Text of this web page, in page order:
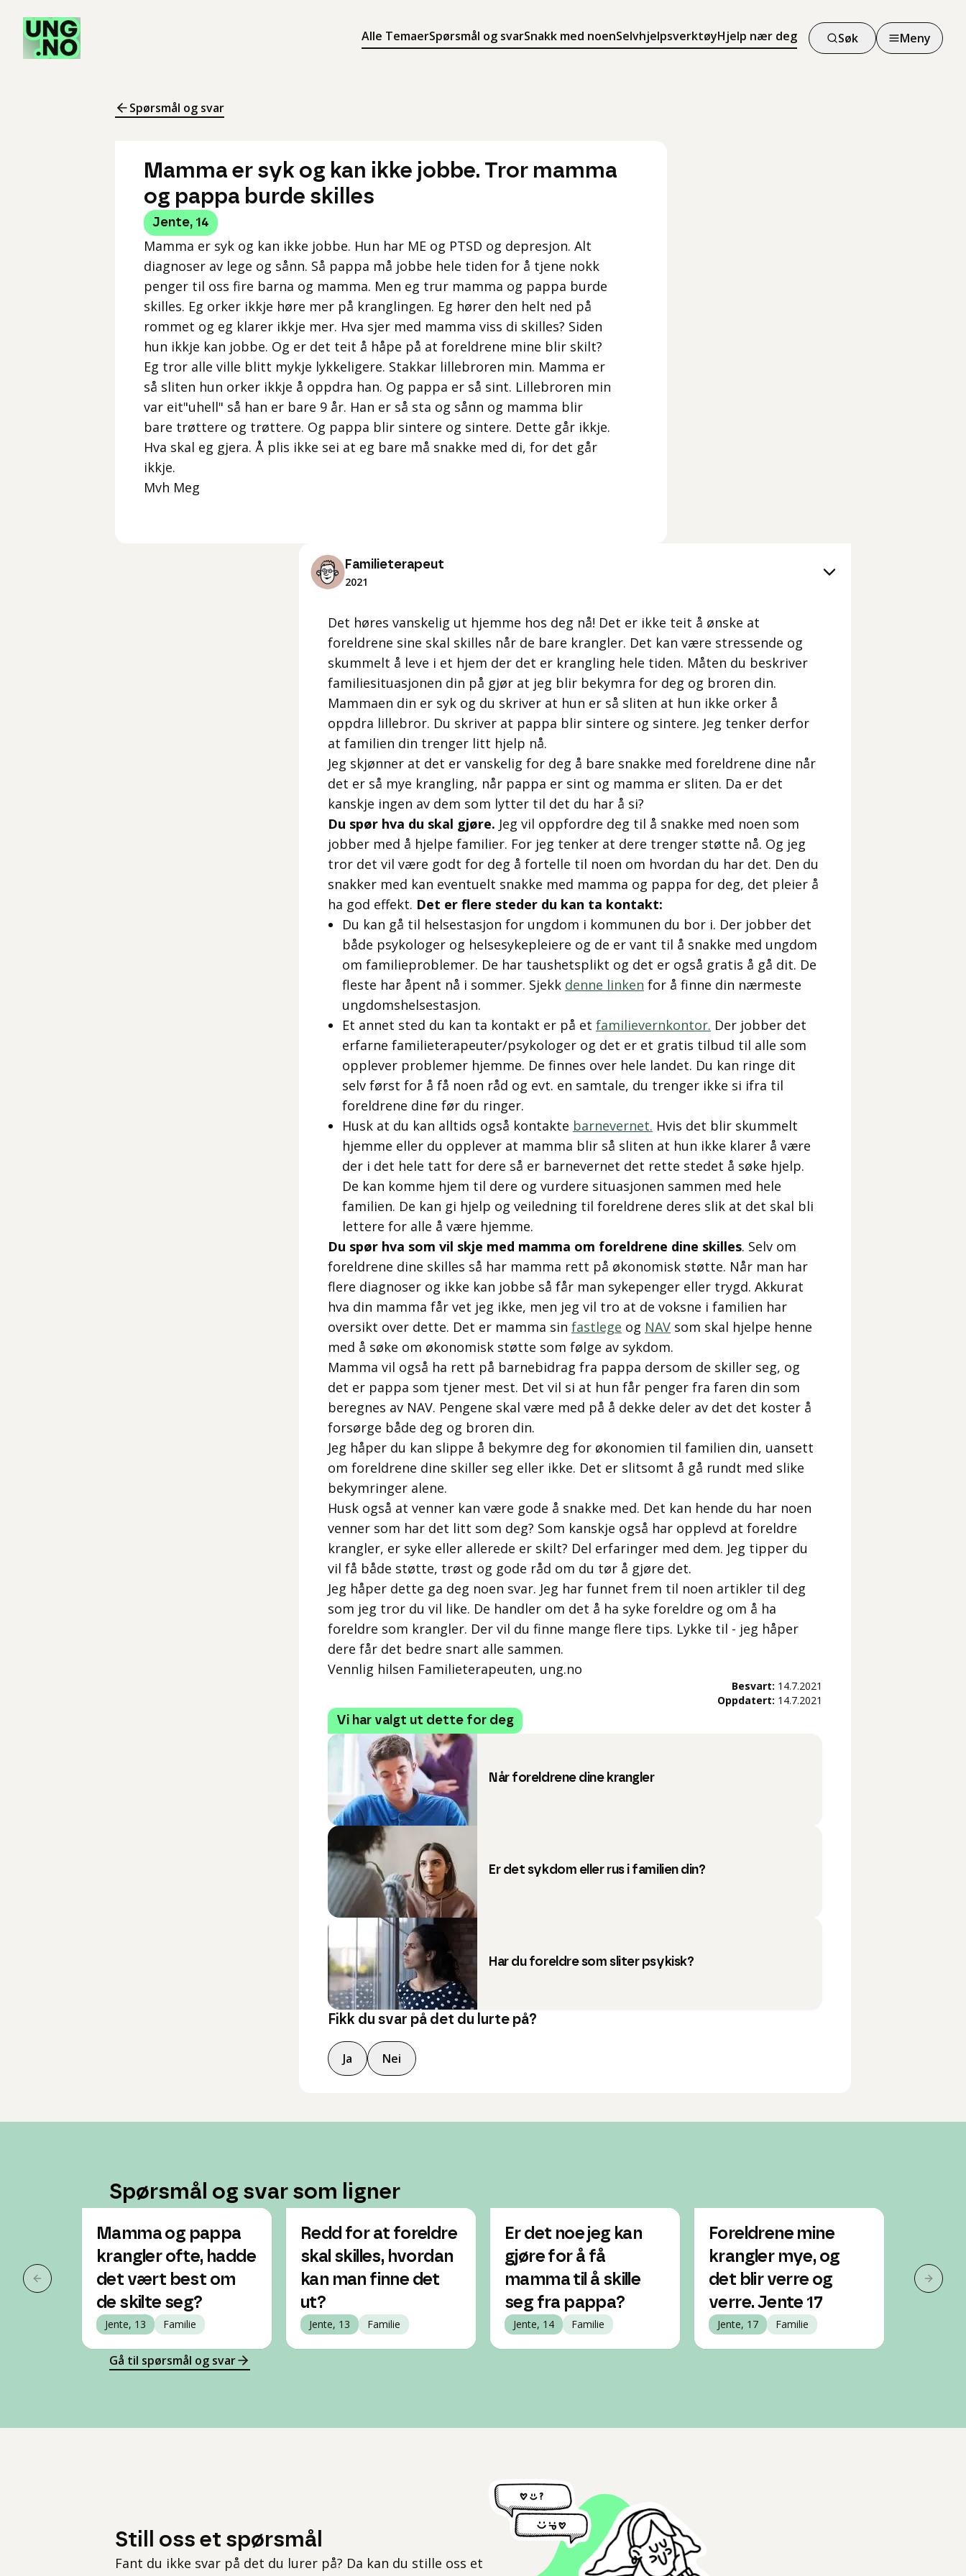
Alle TemaerSpørsmål og svarSnakk med noenSelvhjelpsverktøyHjelp nær deg
Søk
Søk
Meny
Meny
Spørsmål og svar
Mamma er syk og kan ikke jobbe. Tror mamma
og pappa burde skilles
Jente, 14
Mamma er syk og kan ikke jobbe. Hun har ME og PTSD og depresjon. Alt
diagnoser av lege og sånn. Så pappa må jobbe hele tiden for å tjene nokk
penger til oss fire barna og mamma. Men eg trur mamma og pappa burde
skilles. Eg orker ikkje høre mer på kranglingen. Eg hører den helt ned på
rommet og eg klarer ikkje mer. Hva sjer med mamma viss di skilles? Siden
hun ikkje kan jobbe. Og er det teit å håpe på at foreldrene mine blir skilt?
Eg tror alle ville blitt mykje lykkeligere. Stakkar lillebroren min. Mamma er
så sliten hun orker ikkje å oppdra han. Og pappa er så sint. Lillebroren min
var eit"uhell" så han er bare 9 år. Han er så sta og sånn og mamma blir
bare trøttere og trøttere. Og pappa blir sintere og sintere. Dette går ikkje.
Hva skal eg gjera. Å plis ikke sei at eg bare må snakke med di, for det går
ikkje.
Mvh Meg
Familieterapeut
2021
Det høres vanskelig ut hjemme hos deg nå! Det er ikke teit å ønske at
foreldrene sine skal skilles når de bare krangler. Det kan være stressende og
skummelt å leve i et hjem der det er krangling hele tiden. Måten du beskriver
familiesituasjonen din på gjør at jeg blir bekymra for deg og broren din.
Mammaen din er syk og du skriver at hun er så sliten at hun ikke orker å
oppdra lillebror. Du skriver at pappa blir sintere og sintere. Jeg tenker derfor
at familien din trenger litt hjelp nå.
Jeg skjønner at det er vanskelig for deg å bare snakke med foreldrene dine når
det er så mye krangling, når pappa er sint og mamma er sliten. Da er det
kanskje ingen av dem som lytter til det du har å si?
Du spør hva du skal gjøre. Jeg vil oppfordre deg til å snakke med noen som
jobber med å hjelpe familier. For jeg tenker at dere trenger støtte nå. Og jeg
tror det vil være godt for deg å fortelle til noen om hvordan du har det. Den du
snakker med kan eventuelt snakke med mamma og pappa for deg, det pleier å
ha god effekt. Det er flere steder du kan ta kontakt:
Du kan gå til helsestasjon for ungdom i kommunen du bor i. Der jobber det
både psykologer og helsesykepleiere og de er vant til å snakke med ungdom
om familieproblemer. De har taushetsplikt og det er også gratis å gå dit. De
fleste har åpent nå i sommer. Sjekk denne linken for å finne din nærmeste
ungdomshelsestasjon.
Et annet sted du kan ta kontakt er på et familievernkontor. Der jobber det
erfarne familieterapeuter/psykologer og det er et gratis tilbud til alle som
opplever problemer hjemme. De finnes over hele landet. Du kan ringe dit
selv først for å få noen råd og evt. en samtale, du trenger ikke si ifra til
foreldrene dine før du ringer.
Husk at du kan alltids også kontakte barnevernet. Hvis det blir skummelt
hjemme eller du opplever at mamma blir så sliten at hun ikke klarer å være
der i det hele tatt for dere så er barnevernet det rette stedet å søke hjelp.
De kan komme hjem til dere og vurdere situasjonen sammen med hele
familien. De kan gi hjelp og veiledning til foreldrene deres slik at det skal bli
lettere for alle å være hjemme.
Du spør hva som vil skje med mamma om foreldrene dine skilles. Selv om
foreldrene dine skilles så har mamma rett på økonomisk støtte. Når man har
flere diagnoser og ikke kan jobbe så får man sykepenger eller trygd. Akkurat
hva din mamma får vet jeg ikke, men jeg vil tro at de voksne i familien har
oversikt over dette. Det er mamma sin fastlege og NAV som skal hjelpe henne
med å søke om økonomisk støtte som følge av sykdom.
Mamma vil også ha rett på barnebidrag fra pappa dersom de skiller seg, og
det er pappa som tjener mest. Det vil si at hun får penger fra faren din som
beregnes av NAV. Pengene skal være med på å dekke deler av det det koster å
forsørge både deg og broren din.
Jeg håper du kan slippe å bekymre deg for økonomien til familien din, uansett
om foreldrene dine skiller seg eller ikke. Det er slitsomt å gå rundt med slike
bekymringer alene.
Husk også at venner kan være gode å snakke med. Det kan hende du har noen
venner som har det litt som deg? Som kanskje også har opplevd at foreldre
krangler, er syke eller allerede er skilt? Del erfaringer med dem. Jeg tipper du
vil få både støtte, trøst og gode råd om du tør å gjøre det.
Jeg håper dette ga deg noen svar. Jeg har funnet frem til noen artikler til deg
som jeg tror du vil like. De handler om det å ha syke foreldre og om å ha
foreldre som krangler. Der vil du finne mange flere tips. Lykke til - jeg håper
dere får det bedre snart alle sammen.
Vennlig hilsen Familieterapeuten, ung.no
Besvart: 14.7.2021
Oppdatert: 14.7.2021
Vi har valgt ut dette for deg
Når foreldrene dine krangler
Er det sykdom eller rus i familien din?
Har du foreldre som sliter psykisk?
Fikk du svar på det du lurte på?
Ja Nei
Spørsmål og svar som ligner
Forrige slide
Mamma og pappa
krangler ofte, hadde
det vært best om
de skilte seg?
Jente, 13 Familie
Redd for at foreldre
skal skilles, hvordan
kan man finne det
ut?
Jente, 13 Familie
Er det noe jeg kan
gjøre for å få
mamma til å skille
seg fra pappa?
Jente, 14 Familie
Foreldrene mine
krangler mye, og
det blir verre og
verre. Jente 17
Jente, 17 Familie
hvaNeste
Gå til spørsmål og svar
Still oss et spørsmål
Fant du ikke svar på det du lurer på? Da kan du stille oss et